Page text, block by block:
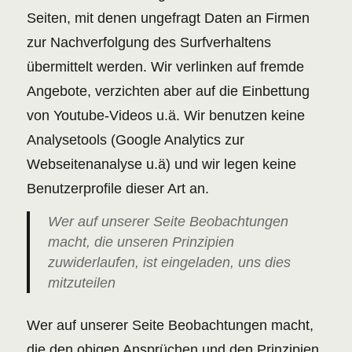
Seiten, mit denen ungefragt Daten an Firmen
zur Nachverfolgung des Surfverhaltens
übermittelt werden. Wir verlinken auf fremde
Angebote, verzichten aber auf die Einbettung
von Youtube-Videos u.ä. Wir benutzen keine
Analysetools (Google Analytics zur
Webseitenanalyse u.ä) und wir legen keine
Benutzerprofile dieser Art an.
Wer auf unserer Seite Beobachtungen
macht, die unseren Prinzipien
zuwiderlaufen, ist eingeladen, uns dies
mitzuteilen
Wer auf unserer Seite Beobachtungen macht,